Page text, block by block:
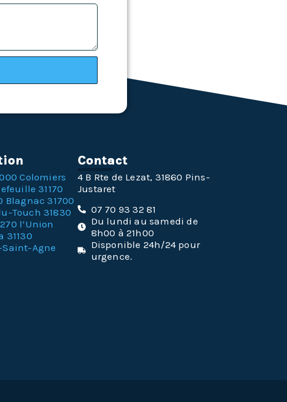
Colomiers
31170
Blagnac 31700
Touch 31830
l’Union
31130
Agne
Contact
4 B Rte de Lezat, 31860 Pins-
Justaret
07 70 93 32 81
Du lundi au samedi de
8h00 à 21h00
Disponible 24h/24 pour
urgence.